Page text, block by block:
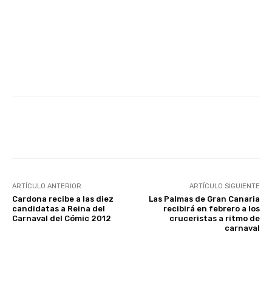
ARTÍCULO ANTERIOR
Cardona recibe a las diez
candidatas a Reina del
Carnaval del Cómic 2012
ARTÍCULO SIGUIENTE
Las Palmas de Gran Canaria
recibirá en febrero a los
cruceristas a ritmo de
carnaval